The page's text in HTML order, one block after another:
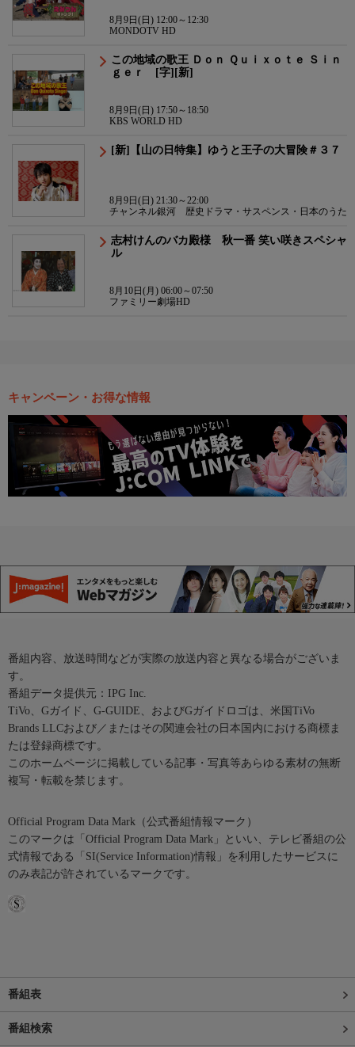
8月9日(日) 12:00～12:30
MONDOTV HD
この地域の歌王 Ｄｏｎ Ｑｕｉｘｏｔｅ Ｓｉｎ
ｇｅｒ [字][新]
8月9日(日) 17:50～18:50
KBS WORLD HD
[新]【山の日特集】ゆうと王子の大冒険＃３７
8月9日(日) 21:30～22:00
チャンネル銀河 歴史ドラマ・サスペンス・日本のうた
志村けんのバカ殿様 秋一番 笑い咲きスペシャ
ル
8月10日(月) 06:00～07:50
ファミリー劇場HD
キャンペーン・お得な情報
番組内容、放送時間などが実際の放送内容と異なる場合がございま
す。
番組データ提供元：IPG Inc.
TiVo、Gガイド、G-GUIDE、およびGガイドロゴは、米国TiVo
Brands LLCおよび／またはその関連会社の日本国内における商標ま
たは登録商標です。
このホームページに掲載している記事・写真等あらゆる素材の無断
複写・転載を禁じます。
Official Program Data Mark（公式番組情報マーク）
このマークは「Official Program Data Mark」といい、テレビ番組の公
式情報である「SI(Service Information)情報」を利用したサービスに
のみ表記が許されているマークです。
番組表
番組検索